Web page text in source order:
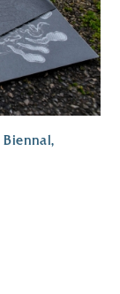
Biennal,